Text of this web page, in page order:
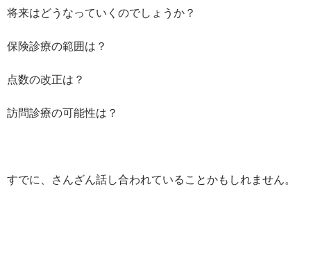
将来はどうなっていくのでしょうか？
保険診療の範囲は？
点数の改正は？
訪問診療の可能性は？
すでに、さんざん話し合われていることかもしれません。